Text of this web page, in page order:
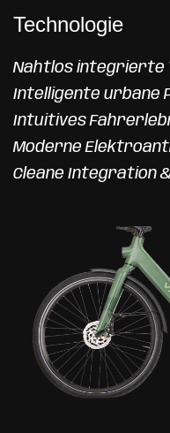
Technologie
Nahtlos integrierte
Intelligente urbane
Intuitives
Moderne
Cleane Integration